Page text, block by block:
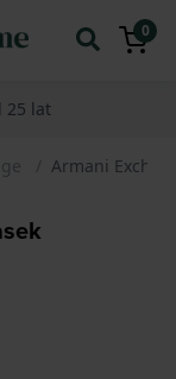
0
25 lat
Armani